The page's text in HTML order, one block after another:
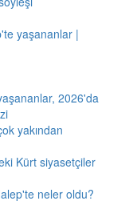
yaşananlar |
2026'da
yakından
Kürt siyasetçiler
neler oldu?